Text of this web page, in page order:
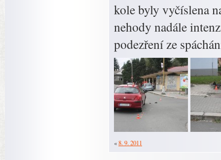
kole byly vyčíslena
nehody nadále
podezření ze
«8. 9. 2011